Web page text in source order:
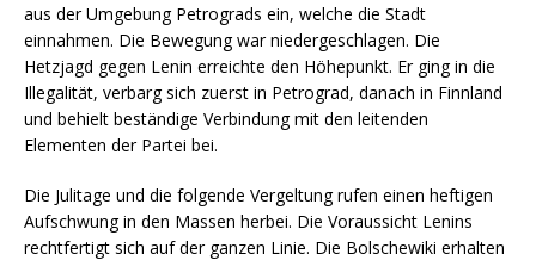
aus der Umgebung Petrograds ein, welche die Stadt
einnahmen. Die Bewegung war niedergeschlagen. Die
Hetzjagd gegen Lenin erreichte den Höhepunkt. Er ging in die
Illegalität, verbarg sich zuerst in Petrograd, danach in Finnland
und behielt beständige Verbindung mit den leitenden
Elementen der Partei bei.
Die Julitage und die folgende Vergeltung rufen einen heftigen
Aufschwung in den Massen herbei. Die Voraussicht Lenins
rechtfertigt sich auf der ganzen Linie. Die Bolschewiki erhalten